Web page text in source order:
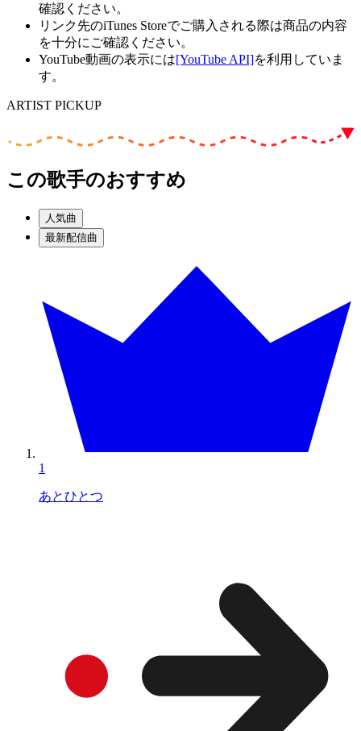
確認ください。
リンク先のiTunes Storeでご購入される際は商品の内容
を十分にご確認ください。
YouTube動画の表示には[YouTube API]を利用していま
す。
ARTIST PICKUP
この歌手のおすすめ
人気曲
最新配信曲
1
あとひとつ